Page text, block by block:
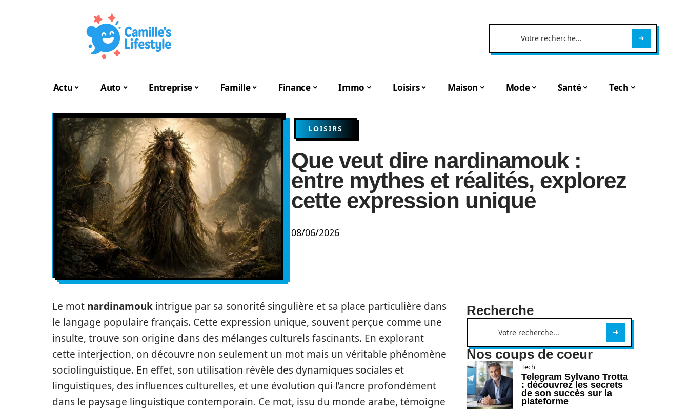
Actu Auto Entreprise Famille Finance Immo Loisirs Maison Mode Santé Tech
LOISIRS
Que veut dire nardinamouk :
entre mythes et réalités, explorez
cette expression unique
08/06/2026
Le mot nardinamouk intrigue par sa sonorité singulière et sa place particulière dans
le langage populaire français. Cette expression unique, souvent perçue comme une
insulte, trouve son origine dans des mélanges culturels fascinants. En explorant
cette interjection, on découvre non seulement un mot mais un véritable phénomène
sociolinguistique. En effet, son utilisation révèle des dynamiques sociales et
linguistiques, des influences culturelles, et une évolution qui l’ancre profondément
dans le paysage linguistique contemporain. Ce mot, issu du monde arabe, témoigne
Recherche
Nos coups de coeur
Tech
Telegram Sylvano Trotta
: découvrez les secrets
de son succès sur la
plateforme